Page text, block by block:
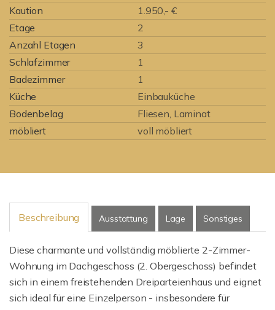
Kaution
1.950,- €
Etage
2
Anzahl Etagen
3
Schlafzimmer
1
Badezimmer
1
Küche
Einbauküche
Bodenbelag
Fliesen, Laminat
möbliert
voll möbliert
Beschreibung Ausstattung Lage Sonstiges
Diese charmante und vollständig möblierte 2-Zimmer-
Wohnung im Dachgeschoss (2. Obergeschoss) befindet
sich in einem freistehenden Dreiparteienhaus und eignet
sich ideal für eine Einzelperson - insbesondere für